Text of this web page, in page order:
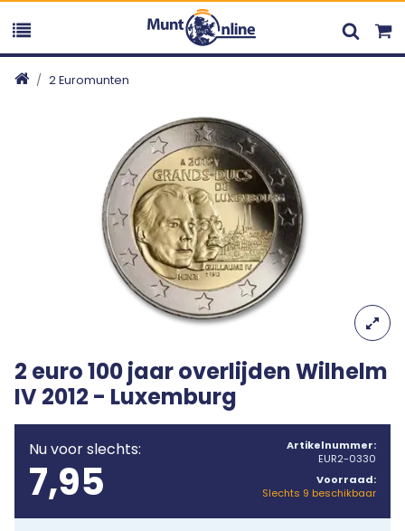
2 Euromunten
2 euro 100 jaar overlijden Wilhelm
IV 2012 - Luxemburg
Nu voor slechts:
7,95
Artikelnummer:
EUR2-0330
Voorraad:
Slechts 9 beschikbaar